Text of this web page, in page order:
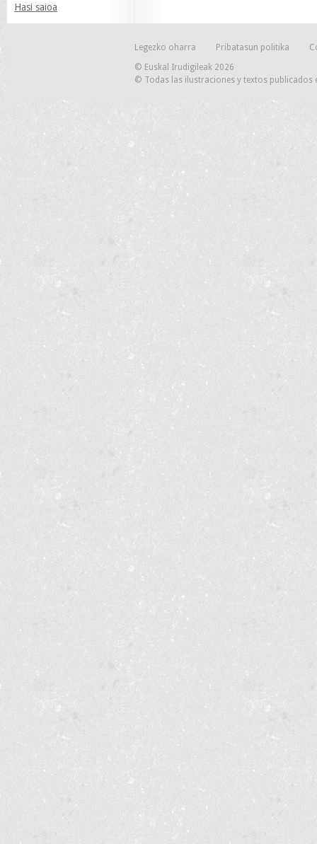
Hasi saioa
Legezko oharra Pribatasun politika
© Euskal Irudigileak 2026
© Todas las ilustraciones y textos publicados